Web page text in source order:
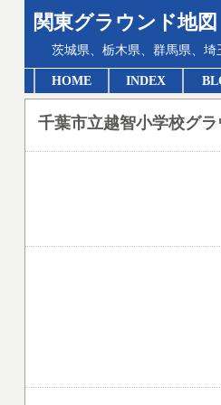
関東グラウンド地図
茨城県、栃木県、群馬県、埼
HOME INDEX
千葉市立越智小学校グラ